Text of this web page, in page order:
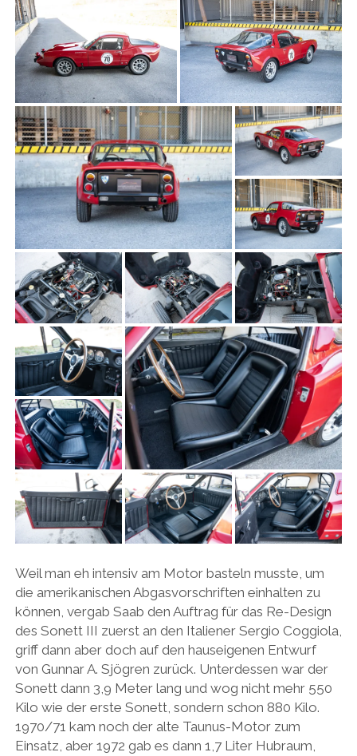
Weil man eh intensiv am Motor basteln musste, um
die amerikanischen Abgasvorschriften einhalten zu
können, vergab Saab den Auftrag für das Re-Design
des Sonett III zuerst an den Italiener Sergio Coggiola,
griff dann aber doch auf den hauseigenen Entwurf
von Gunnar A. Sjögren zurück. Unterdessen war der
Sonett dann 3,9 Meter lang und wog nicht mehr 550
Kilo wie der erste Sonett, sondern schon 880 Kilo.
1970/71 kam noch der alte Taunus-Motor zum
Einsatz, aber 1972 gab es dann 1,7 Liter Hubraum,